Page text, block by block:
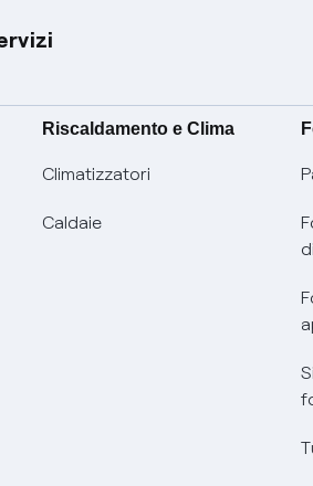
Riscaldamento e Clima
Climatizzatori
Caldaie